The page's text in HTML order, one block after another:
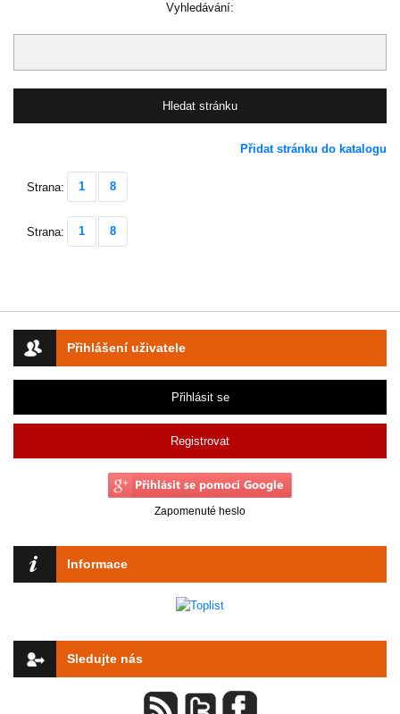
Přihlášení uživatele
Přihlásit se
Registrovat
Zapomenuté heslo
Informace
Sledujte nás
Vyhledávání:
Přidat stránku do katalogu
Strana: 1 8
Strana: 1 8